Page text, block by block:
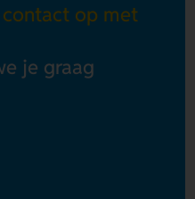
op met
je graag